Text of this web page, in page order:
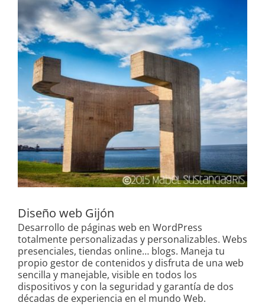
Diseño web Gijón
Desarrollo de páginas web en WordPress
totalmente personalizadas y personalizables. Webs
presenciales, tiendas online… blogs. Maneja tu
propio gestor de contenidos y disfruta de una web
sencilla y manejable, visible en todos los
dispositivos y con la seguridad y garantía de dos
décadas de experiencia en el mundo Web.